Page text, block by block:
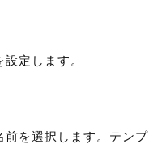
定します。
を選択します。テンプ